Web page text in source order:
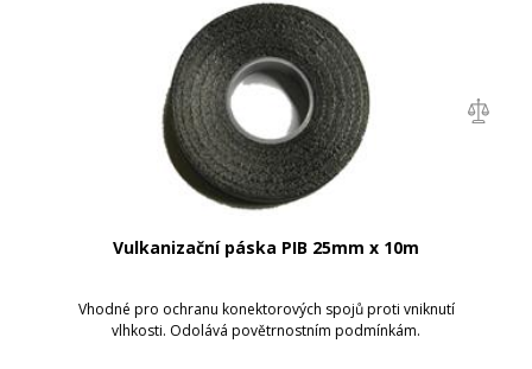
Vulkanizační páska PIB 25mm x 10m
Vhodné pro ochranu konektorových spojů proti vniknutí
vlhkosti. Odolává povětrnostním podmínkám.